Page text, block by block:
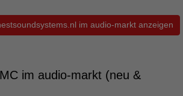
im audio-markt anzeigen
im audio-markt (neu &